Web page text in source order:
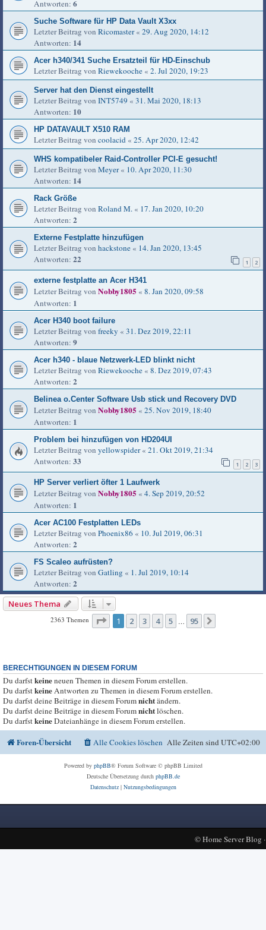
Antworten: 6
Suche Software für HP Data Vault X3xx
Letzter Beitrag von Ricomaster« 29. Aug 2020, 14:12
Antworten: 14
Acer h340/341 Suche Ersatzteil für HD-Einschub
Letzter Beitrag von Riewekooche « 2. Jul 2020, 19:23
Server hat den Dienst eingestellt
Letzter Beitrag von INT5749 « 31. Mai 2020, 18:13
Antworten: 10
HP DATAVAULT X510 RAM
Letzter Beitrag von coolacid « 25. Apr 2020, 12:42
WHS kompatibeler Raid-Controller PCI-E gesucht!
Letzter Beitrag von Meyer« 10. Apr 2020, 11:30
Antworten: 14
Rack Größe
Letzter Beitrag von Roland M. « 17. Jan 2020, 10:20
Antworten: 2
Externe Festplatte hinzufügen
Letzter Beitrag von hackstone « 14. Jan 2020, 13:45
Antworten: 22 1 2
externe festplatte an Acer H341
Letzter Beitrag von Nobby1805 « 8. Jan 2020, 09:58
Antworten: 1
Acer H340 boot failure
Letzter Beitrag von freeky « 31. Dez 2019, 22:11
Antworten: 9
Acer h340 - blaue Netzwerk-LED blinkt nicht
Letzter Beitrag von Riewekooche « 8. Dez 2019, 07:43
Antworten: 2
Belinea o.Center Software Usb stick und Recovery DVD
Letzter Beitrag von Nobby1805 « 25. Nov 2019, 18:40
Antworten: 1
Problem bei hinzufügen von HD204UI
Letzter Beitrag von yellowspider« 21. Okt 2019, 21:34
Antworten: 33 1 2 3
HP Server verliert öfter 1 Laufwerk
Letzter Beitrag von Nobby1805 « 4. Sep 2019, 20:52
Antworten: 1
Acer AC100 Festplatten LEDs
Letzter Beitrag von Phoenix86 « 10. Jul 2019, 06:31
Antworten: 2
FS Scaleo aufrüsten?
Letzter Beitrag von Gatling « 1. Jul 2019, 10:14
Antworten: 2
Neues Thema
2363 Themen Seite 1von 95
1 2 3 4 5 … 95
BERECHTIGUNGEN IN DIESEM FORUM
Du darfstkeineneuen Themen in diesem Forum erstellen.
Du darfstkeineAntworten zu Themen in diesem Forum erstellen.
Du darfst deine Beiträge in diesem Forumnichtändern.
Du darfst deine Beiträge in diesem Forumnichtlöschen.
Du darfstkeineDateianhänge in diesem Forum erstellen.
Foren-Übersicht Alle Zeiten sindUTC+02:00
Alle Cookies löschen
Powered by phpBB® Forum Software © phpBB Limited
Deutsche Übersetzung durch phpBB.de
Datenschutz| Nutzungsbedingungen
©Home Server Blog